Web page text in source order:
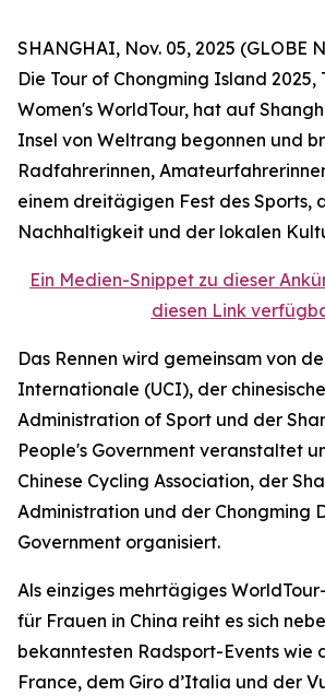
SHANGHAI, Nov. 05, 2025 (GLOBE
Die Tour of Chongming Island 2025,
Women's WorldTour, hat auf
Insel von Weltrang begonnen und
Radfahrerinnen,
einem dreitägigen Fest des Sports,
Nachhaltigkeit und der lokalen
Ein Medien-Snippet zu dieser
diesen Link
Das Rennen wird gemeinsam von
Internationale (UCI), der
Administration of Sport und der
People's Government veranstaltet
Chinese Cycling Association, der
Administration und der Chongming
Government organisiert.
Als einziges mehrtägiges
für Frauen in China reiht es sich
bekanntesten Radsport-Events wie
France, dem Giro d’Italia und der